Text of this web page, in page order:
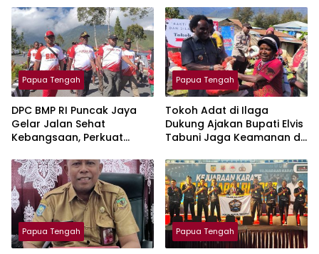
Papua Tengah
DPC BMP RI Puncak Jaya
Gelar Jalan Sehat
Kebangsaan, Perkuat
Bangsa
Papua Tengah
Tokoh Adat di Ilaga
Dukung Ajakan Bupati Elvis
Tabuni Jaga Keamanan di
Papua Tengah Papua Tengah